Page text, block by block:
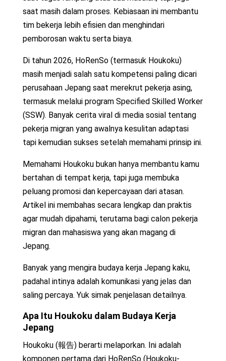
saat masih dalam proses. Kebiasaan ini membantu
tim bekerja lebih efisien dan menghindari
pemborosan waktu serta biaya.
Di tahun 2026, HoRenSo (termasuk Houkoku)
masih menjadi salah satu kompetensi paling dicari
perusahaan Jepang saat merekrut pekerja asing,
termasuk melalui program Specified Skilled Worker
(SSW). Banyak cerita viral di media sosial tentang
pekerja migran yang awalnya kesulitan adaptasi
tapi kemudian sukses setelah memahami prinsip ini.
Memahami Houkoku bukan hanya membantu kamu
bertahan di tempat kerja, tapi juga membuka
peluang promosi dan kepercayaan dari atasan.
Artikel ini membahas secara lengkap dan praktis
agar mudah dipahami, terutama bagi calon pekerja
migran dan mahasiswa yang akan magang di
Jepang.
Banyak yang mengira budaya kerja Jepang kaku,
padahal intinya adalah komunikasi yang jelas dan
saling percaya. Yuk simak penjelasan detailnya.
Apa Itu Houkoku dalam Budaya Kerja
Jepang
Houkoku (報告) berarti melaporkan. Ini adalah
komponen pertama dari HoRenSo (Houkoku-